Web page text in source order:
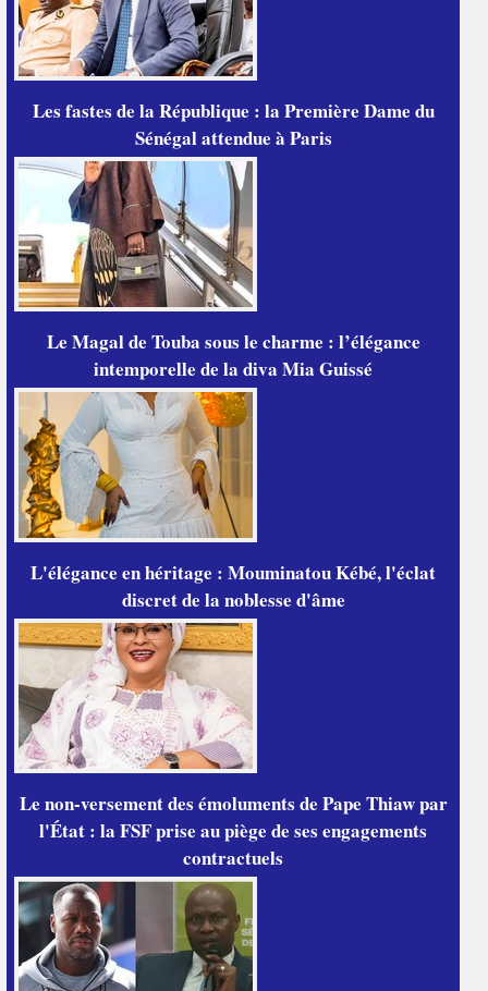
Les fastes de la République : la Première Dame du
Sénégal attendue à Paris
Le Magal de Touba sous le charme : l’élégance
intemporelle de la diva Mia Guissé
L'élégance en héritage : Mouminatou Kébé, l'éclat
discret de la noblesse d'âme
Le non-versement des émoluments de Pape Thiaw par
l'État : la FSF prise au piège de ses engagements
contractuels